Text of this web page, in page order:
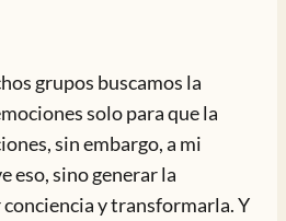
grupos buscamos la
solo para que la
sin embargo, a mi
eso, sino generar la
y transformarla. Y